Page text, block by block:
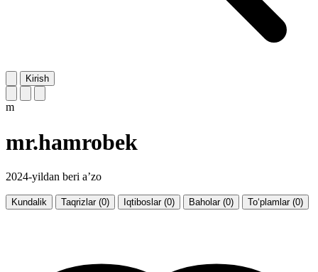
Kirish
m
mr.hamrobek
2024-yildan beri a’zo
Kundalik Taqrizlar (0) Iqtiboslar (0) Baholar (0) To‘plamlar (0)